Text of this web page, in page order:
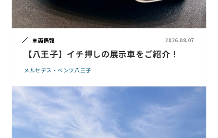
車両情報 2026.08.07
【八王子】イチ押しの展示車をご紹介！
メルセデス・ベンツ八王子